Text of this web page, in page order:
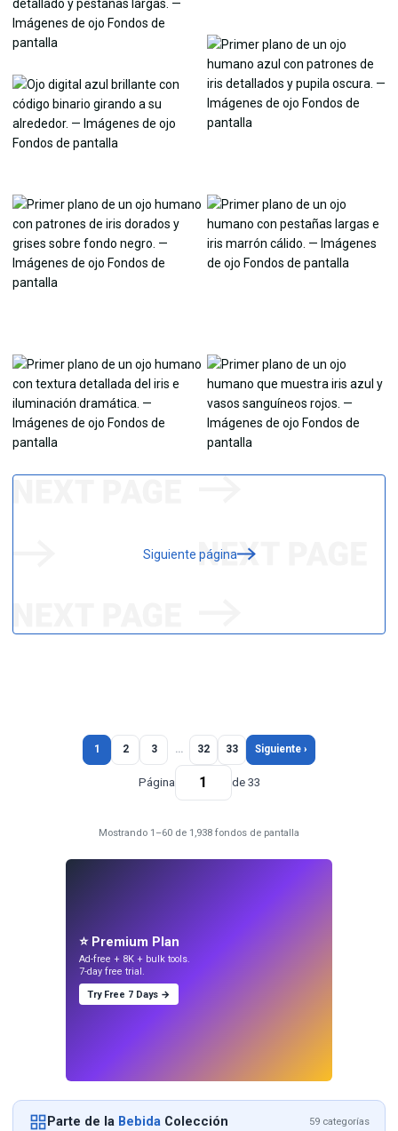
Siguiente página
1 2 3 … 32 33 Siguiente ›
Página de 33
Mostrando 1–60 de 1,938 fondos de pantalla
⭐ Premium Plan
Ad-free + 8K + bulk tools.
7-day free trial.
Try Free 7 Days →
Parte de la BebidaColección
59 categorías